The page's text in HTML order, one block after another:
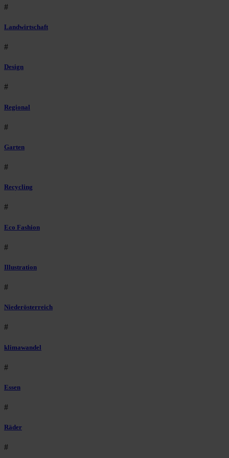
#
Landwirtschaft
#
Design
#
Regional
#
Garten
#
Recycling
#
Eco Fashion
#
Illustration
#
Niederösterreich
#
klimawandel
#
Essen
#
Räder
#